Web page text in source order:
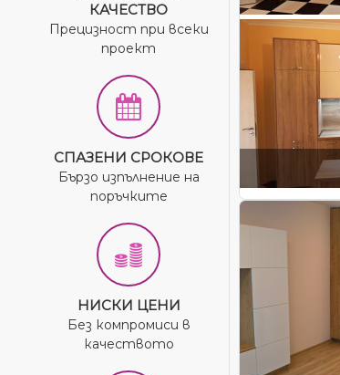
КАЧЕСТВО
Прецизност при всеки
проект
СПАЗЕНИ СРОКОВЕ
Бързо изпълнение на
поръчките
НИСКИ ЦЕНИ
Без компромиси в
качеството